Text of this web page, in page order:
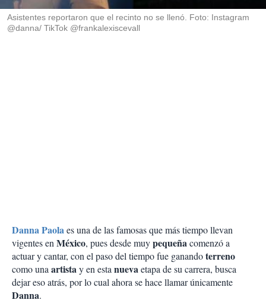
Asistentes reportaron que el recinto no se llenó. Foto: Instagram
@danna/ TikTok @frankalexiscevall
Danna Paolaes una de las famosas que más tiempo llevan
vigentes enMéxico, pues desde muypequeñacomenzó a
actuar y cantar, con el paso del tiempo fue ganandoterreno
como unaartistay en estanuevaetapa de su carrera, busca
dejar eso atrás, por lo cual ahora se hace llamar únicamente
Danna.